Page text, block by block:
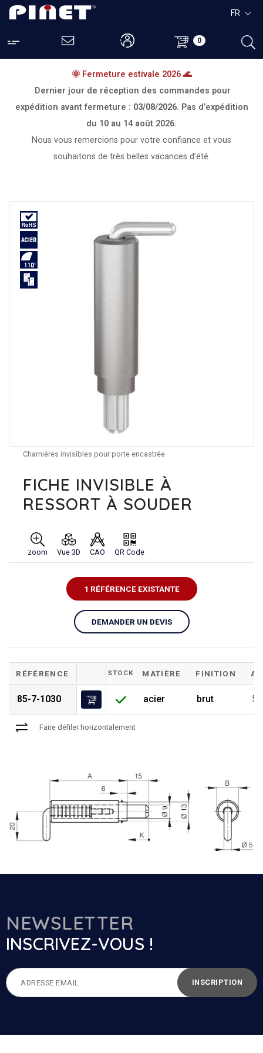
0
FR
🌞 Fermeture estivale 2026 🌊
Dernier jour de réception des commandes pour
expédition avant fermeture : 03/08/2026. Pas d’expédition
du 10 au 14 août 2026.
Nous vous remercions pour votre confiance et vous
souhaitons de très belles vacances d’été.
Charnières invisibles pour porte encastrée
FICHE INVISIBLE À
RESSORT À SOUDER
zoom Vue 3D CAO QR Code
1 RÉFÉRENCE EXISTANTE
DEMANDER UN DEVIS
RÉFÉRENCE STOCK MATIÈRE FINITION A
85-7-1030 acier brut
Faire défiler horizontalement
NEWSLETTER
INSCRIVEZ-VOUS !
INSCRIPTION